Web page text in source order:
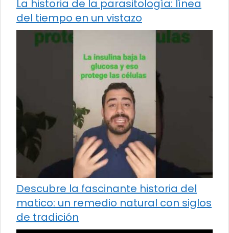
La historia de la parasitología: línea
del tiempo en un vistazo
Descubre la fascinante historia del
matico: un remedio natural con siglos
de tradición